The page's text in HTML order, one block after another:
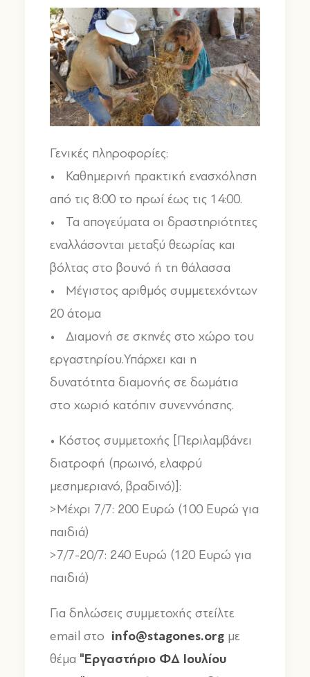
Γενικές πληροφορίες:
• Καθημερινή πρακτική ενασχόληση
από τις 8:00 το πρωί έως τις 14:00.
• Τα απογεύματα οι δραστηριότητες
εναλλάσονται μεταξύ θεωρίας και
βόλτας στο βουνό ή τη θάλασσα
• Μέγιστος αριθμός συμμετεχόντων
20 άτομα
• Διαμονή σε σκηνές στο χώρο του
εργαστηρίου.Υπάρχει και η
δυνατότητα διαμονής σε δωμάτια
στο χωριό κατόπιν συνεννόησης.
• Κόστος συμμετοχής [Περιλαμβάνει
διατροφή (πρωινό, ελαφρύ
μεσημεριανό, βραδινό)]:
>Μέχρι 7/7: 200 Ευρώ (100 Ευρώ για
παιδιά)
>7/7-20/7: 240 Ευρώ (120 Ευρώ για
παιδιά)
Για δηλώσεις συμμετοχής στείλτε
email στο info@stagones.org με
θέμα "Εργαστήριο ΦΔ Ιουλίου